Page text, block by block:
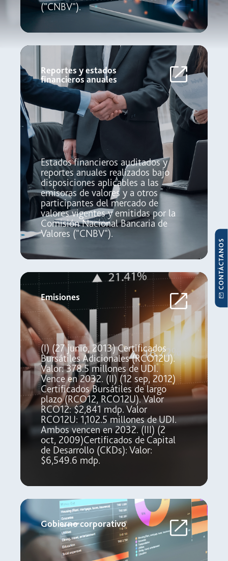
("CNBV").
Reportes y estados
financieros anuales
Estados financieros auditados y
reportes anuales realizados bajo
disposiciones aplicables a las
emisoras de valores y a otros
participantes del mercado de
valores vigentes y emitidas por la
Comisión Nacional Bancaria de
Valores ("CNBV").
Emisiones
(I) (27 junio, 2013) Certificados
Bursátiles Adicionales (RCO12U).
Valor: 378.5 millones de UDI.
Vence en 2032. (II) (12 sep, 2012)
Certificados Bursátiles de largo
plazo (RCO12, RCO12U). Valor
RCO12: $2,841 mdp. Valor
RCO12U: 1,102.5 millones de UDI.
Ambos vencen en 2032. (III) (2
oct, 2009)Certificados de Capital
de Desarrollo (CKDs): Valor:
$6,549.6 mdp.
Gobierno corporativo
CONTÁCTANOS